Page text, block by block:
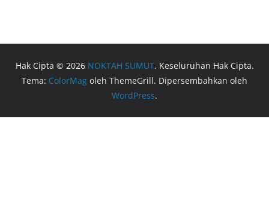
Hak Cipta © 2026 NOKTAH SUMUT. Keseluruhan Hak Cipta.
Tema: ColorMag oleh ThemeGrill. Dipersembahkan oleh
WordPress.